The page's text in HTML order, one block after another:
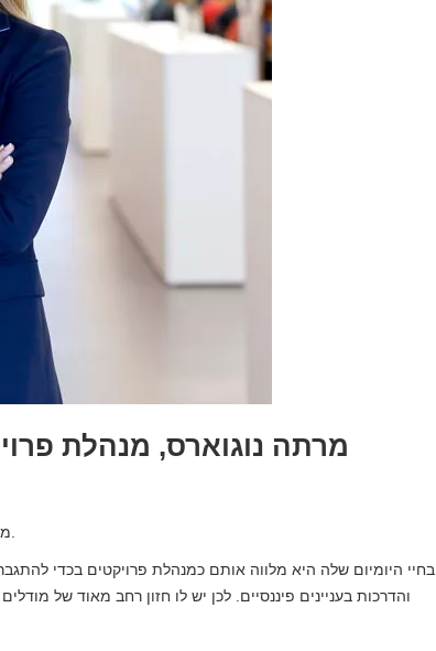
מרתה נוגוארס, מנהלת
בחיי היומיום שלה היא מלווה אותם כמנהלת פרויקטים בכדי
והדרכות בעניינים פיננסיים. לכן יש לו חזון רחב מאוד של